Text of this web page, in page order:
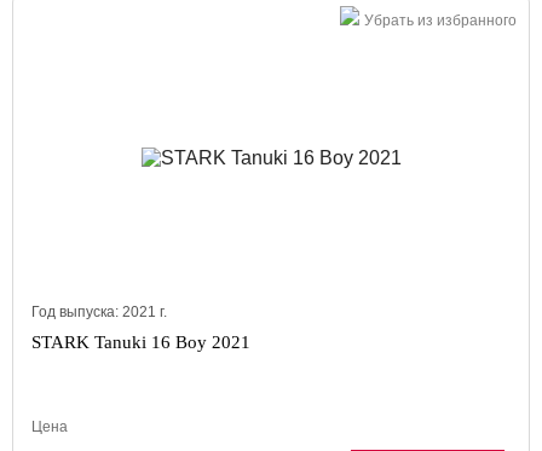
Убрать из избранного
Год выпуска: 2021 г.
STARK Tanuki 16 Boy 2021
Цена